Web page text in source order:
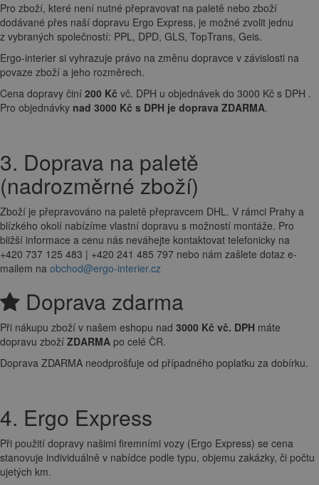
Pro zboží, které není nutné přepravovat na paletě nebo zboží
dodávané přes naší dopravu Ergo Express, je možné zvolit jednu
z vybraných společností: PPL, DPD, GLS, TopTrans, Geis.
Ergo-interier si vyhrazuje právo na změnu dopravce v závislosti na
povaze zboží a jeho rozměrech.
Cena dopravy činí 200 Kč vč. DPH u objednávek do 3000 Kč s DPH .
Pro objednávky nad 3000 Kč s DPH je doprava ZDARMA.
3. Doprava na paletě
(nadrozměrné zboží)
Zboží je přepravováno na paletě přepravcem DHL. V rámci Prahy a
blízkého okolí nabízíme vlastní dopravu s možností montáže. Pro
bližší informace a cenu nás neváhejte kontaktovat telefonicky na
+420 737 125 483 | +420 241 485 797 nebo nám zašlete dotaz e-
mailem na obchod@ergo-interier.cz
Doprava zdarma
Při nákupu zboží v našem eshopu nad 3000 Kč vč. DPH máte
dopravu zboží ZDARMA po celé ČR.
Doprava ZDARMA neodprošťuje od případného poplatku za dobírku.
4. Ergo Express
Při použití dopravy našimi firemními vozy (Ergo Express) se cena
stanovuje individuálně v nabídce podle typu, objemu zakázky, či počtu
ujetých km.